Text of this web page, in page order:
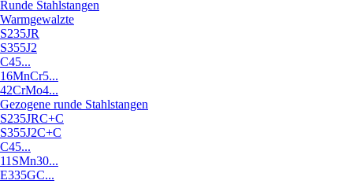
Runde Stahlstangen
Warmgewalzte
S235JR
S355J2
C45...
16MnCr5...
42CrMo4...
Gezogene runde Stahlstangen
S235JRC+C
S355J2C+C
C45...
11SMn30...
E335GC...